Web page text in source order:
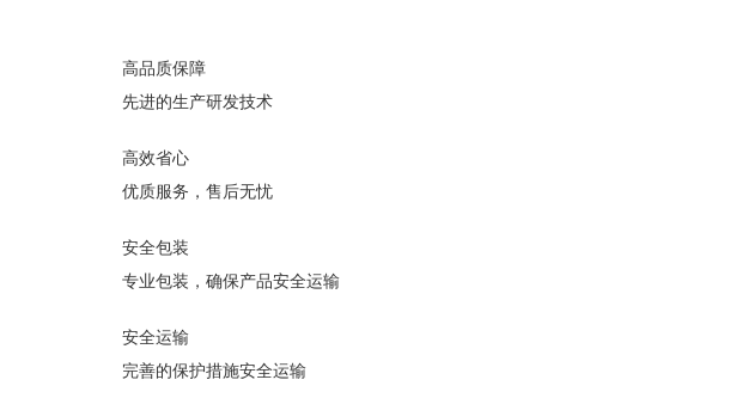
高品质保障
先进的生产研发技术
高效省心
优质服务，售后无忧
安全包装
专业包装，确保产品安全运输
安全运输
完善的保护措施安全运输